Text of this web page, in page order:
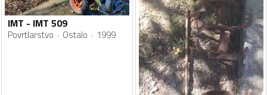
IMT - IMT 509
Povrtlarstvo Ostalo 1999